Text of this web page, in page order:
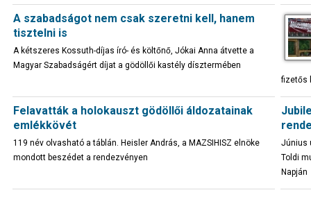
A szabadságot nem csak szeretni kell, hanem
tisztelni is
A kétszeres Kossuth-díjas író- és költőnő, Jókai Anna átvette a
Magyar Szabadságért díjat a gödöllői kastély dísztermében
fizetős
Felavatták a holokauszt gödöllői áldozatainak
emlékkövét
119 név olvasható a táblán. Heisler András, a MAZSIHISZ elnöke
mondott beszédet a rendezvényen
Június
Toldi
Napján